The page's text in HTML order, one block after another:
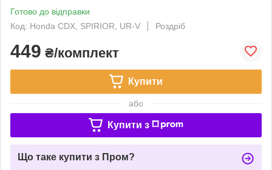
Готово до відправки
Код: Honda CDX, SPIRIOR, UR-V
Роздріб
449 ₴/комплект
Купити
або
Купити з
Що таке купити з Пром?